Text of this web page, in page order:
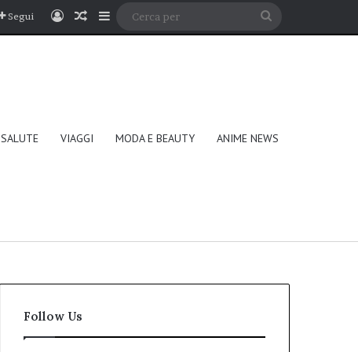
Segui AccediUn articolo a caso
Barra laterale
SALUTE VIAGGI MODA E BEAUTY ANIME NEWS
Follow Us